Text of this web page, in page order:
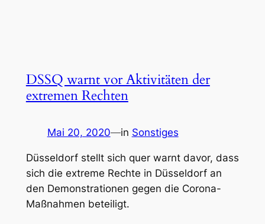
DSSQ warnt vor Aktivitäten der
extremen Rechten
Mai 20, 2020—in Sonstiges
Düsseldorf stellt sich quer warnt davor, dass
sich die extreme Rechte in Düsseldorf an
den Demonstrationen gegen die Corona-
Maßnahmen beteiligt.